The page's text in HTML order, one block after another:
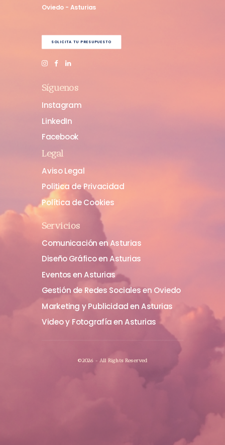
Oviedo - Asturias
SOLICITA TU PRESUPUESTO
Síguenos
Instagram
LinkedIn
Facebook
Legal
Aviso Legal
Politica de Privacidad
Política de Cookies
Servicios
Comunicación en Asturias
Diseño Gráfico en Asturias
Eventos en Asturias
Gestión de Redes Sociales en Oviedo
Marketing y Publicidad en Asturias
Video y Fotografía en Asturias
©2026 - All Rights Reserved